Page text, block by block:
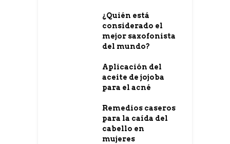
¿Quién está
considerado el
mejor saxofonista
del mundo?
Aplicación del
aceite de jojoba
para el acné
Remedios caseros
para la caída del
cabello en
mujeres